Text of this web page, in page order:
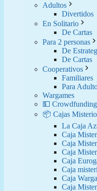
Adultos
Divertidos
En Solitario
De Cartas
Para 2 personas
De
De Cartas
Cooperativos
Familiares
Para
Wargames
💵
📦 Cajas
La Caja
Caja
Caja
Caja
Caja
Caja
Caja
Caja